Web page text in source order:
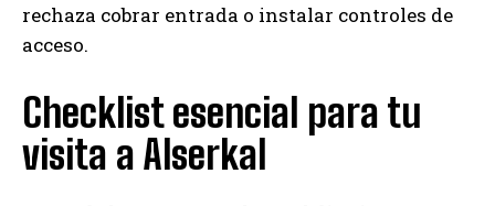
rechaza cobrar entrada o instalar controles de
acceso.
Checklist esencial para tu
visita a Alserkal